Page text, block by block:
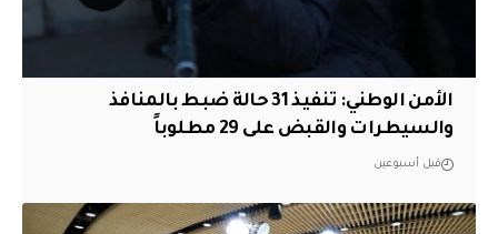
الأمن الوطني: تنفيذ 31 حالة ضبط بالمنافذ
والسيطرات والقبض على 29 مطلوباً
قبل أسبوعين